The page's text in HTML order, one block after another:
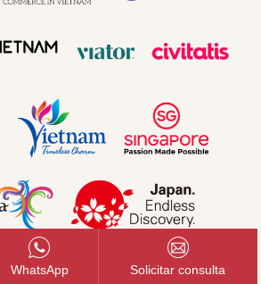
WhatsApp Solicitar consulta